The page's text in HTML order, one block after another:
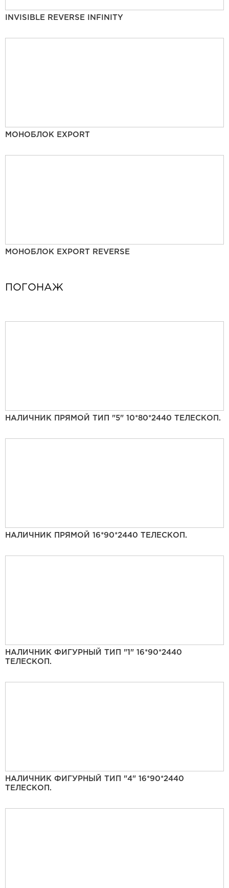
INVISIBLE REVERSE INFINITY
МОНОБЛОК EXPORT
МОНОБЛОК EXPORT REVERSE
ПОГОНАЖ
НАЛИЧНИК ПРЯМОЙ ТИП "5" 10*80*2440 ТЕЛЕСКОП.
НАЛИЧНИК ПРЯМОЙ 16*90*2440 ТЕЛЕСКОП.
НАЛИЧНИК ФИГУРНЫЙ ТИП "1" 16*90*2440
ТЕЛЕСКОП.
НАЛИЧНИК ФИГУРНЫЙ ТИП "4" 16*90*2440
ТЕЛЕСКОП.